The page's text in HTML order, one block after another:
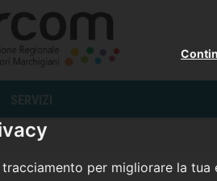
per migliorare la tua